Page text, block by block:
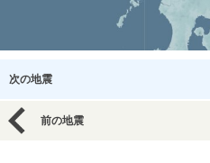
次の地震
前の地震